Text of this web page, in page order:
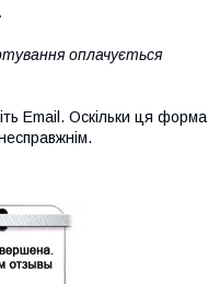
оплачується
Email. Оскільки ця форма